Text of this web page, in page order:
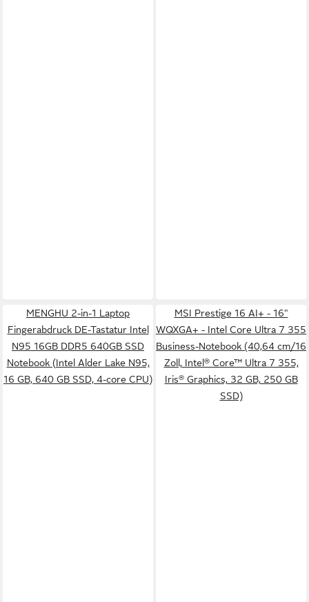
MENGHU 2-in-1 Laptop
Fingerabdruck DE-Tastatur Intel
N95 16GB DDR5 640GB SSD
Notebook (Intel Alder Lake N95,
16 GB, 640 GB SSD, 4-core CPU)
MSI Prestige 16 AI+ - 16"
WQXGA+ - Intel Core Ultra 7 355
Business-Notebook (40,64 cm/16
Zoll, Intel® Core™ Ultra 7 355,
Iris® Graphics, 32 GB, 250 GB
SSD)